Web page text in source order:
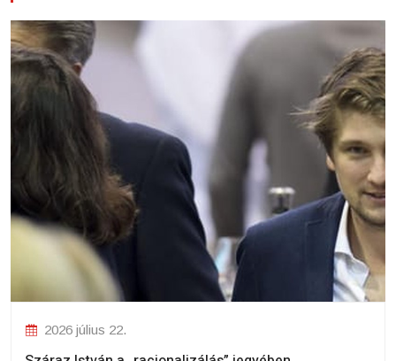
2026 július 22.